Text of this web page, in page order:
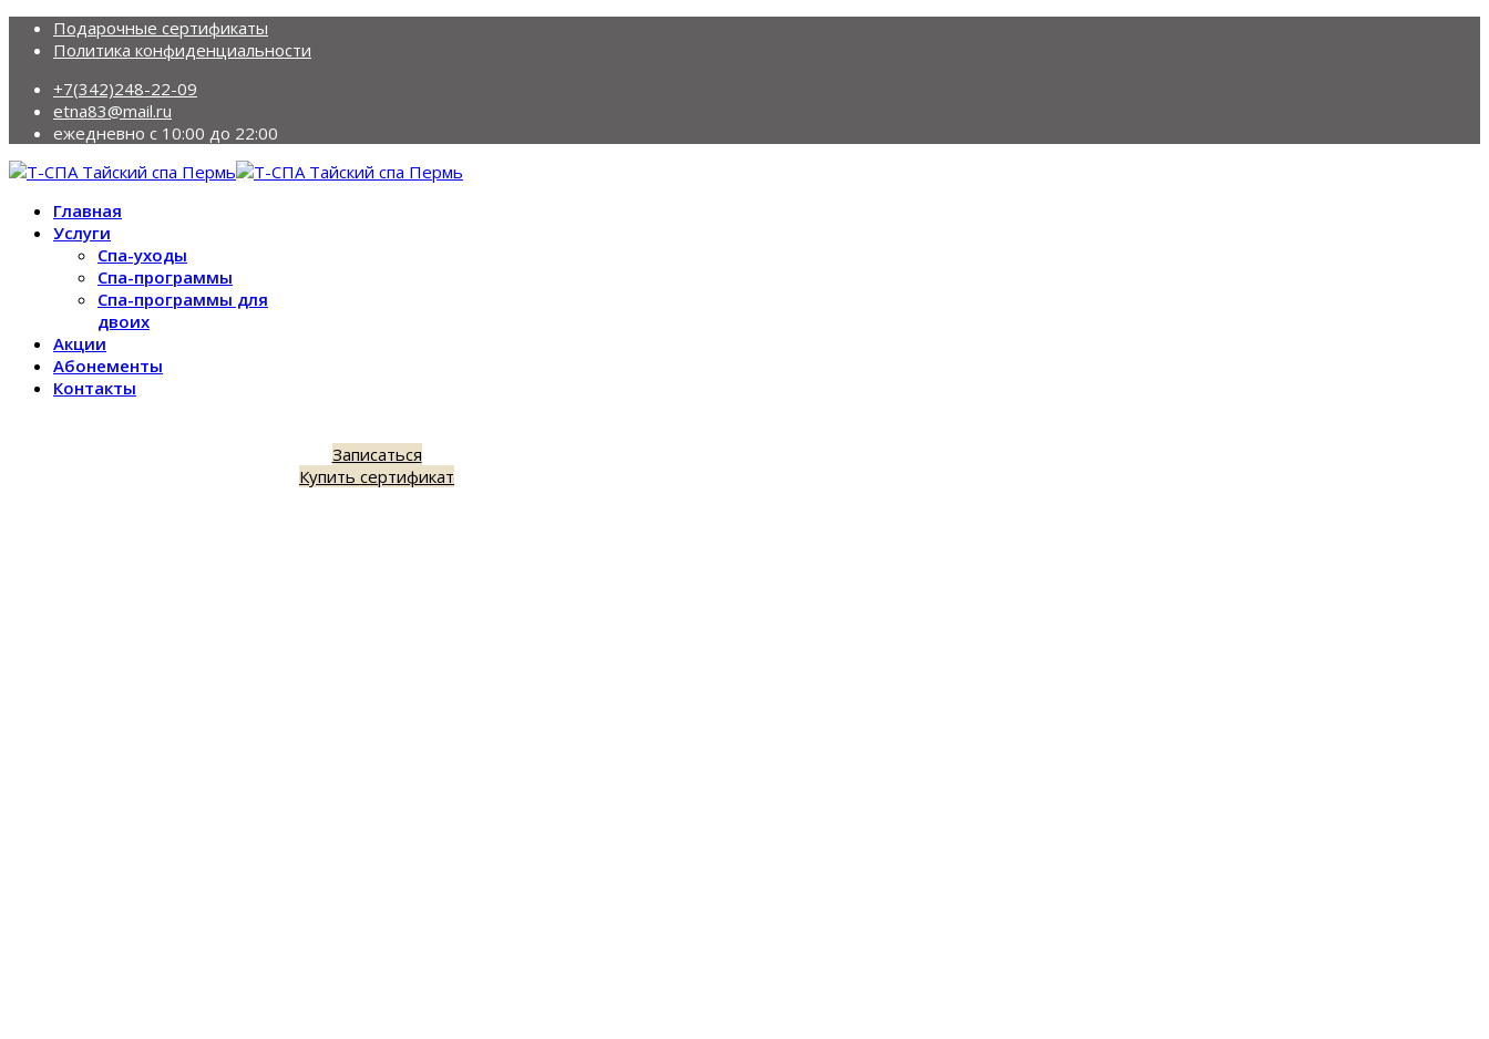
Подарочные сертификаты
Политика конфиденциальности
+7(342)248-22-09
etna83@mail.ru
ежедневно с 10:00 до 22:00
Главная
Услуги
Спа-уходы
Спа-программы
Спа-программы для
двоих
Акции
Абонементы
Контакты
Записаться
Купить сертификат